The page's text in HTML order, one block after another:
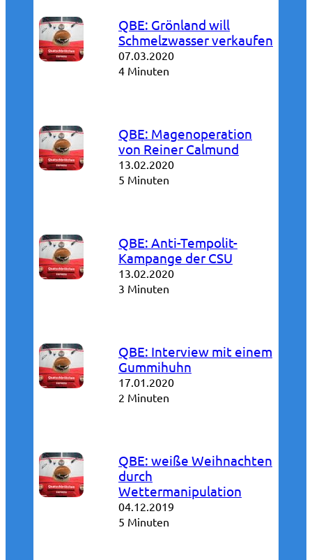
QBE: Grönland will
Schmelzwasser verkaufen
07.03.2020
4 Minuten
QBE: Magenoperation
von Reiner Calmund
13.02.2020
5 Minuten
QBE: Anti-Tempolit-
Kampange der CSU
13.02.2020
3 Minuten
QBE: Interview mit einem
Gummihuhn
17.01.2020
2 Minuten
QBE: weiße Weihnachten
durch
Wettermanipulation
04.12.2019
5 Minuten